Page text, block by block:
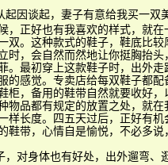
起因谈起，妻子有意给我买一双
，正好也有我喜欢的样式，就在
双。这种款式的鞋子，鞋底比
时，会自然而然地让你挺胸抬
。最初穿上这款鞋子时，出外
的感觉。专卖店给每双鞋子都
柜，备用的鞋带自然就要收好
物品都有规定的放置之处，就
样长度。四五天过后，正好有
鞋带，心情自是愉悦，不必多说
，对身体也有好处，出外遛弯、